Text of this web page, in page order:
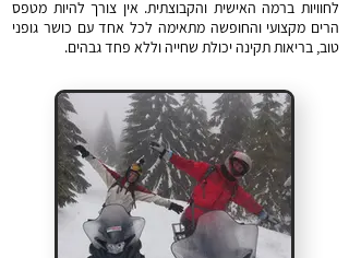
לחוויות ברמה האישית והקבוצתית. אין צורך להיות מטפס
הרים מקצועי והחופשה מתאימה לכל אחד עם כושר גופני
טוב, בריאות תקינה יכולת שחייה וללא פחד גבהים.